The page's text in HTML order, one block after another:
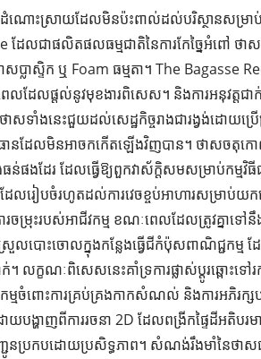
ណោះស្រាយដែលមិនប៉ះពាល់ដល់បរិស្ថានសម្រា
ដែលជាផលិតផលធម្មជាតិនៃការកែច្នៃអំពៅ
លាស្ទិក ឬ Foam ធម្មតា។ The Bagasse
ែលផ្តល់នូវមុខងារពិសេស។ និងការអនុវត្តជាក់
សទាំងនេះជួយដល់សេដ្ឋកិច្ចរាងជារង្វង់ដោយ
ធានដែលមិនអាចកកើតឡើងវិញបាន។ ថាសចតុ
ផងដែរ ដែលធ្វើឱ្យពួកវាស័ក្តិសមសម្រាប់កម្មវិធី
ដែលរៀបចំរហូតដល់ការវេចខ្ចប់អាហារសម្រាប់
ម្រុះរបស់អាជីវកម្ម ខណៈពេលដែលត្រូវគ្នាទ
បោះចោលក្នុងកន្លែងធ្វើជីកំប៉ុសពាណិជ្ជកម្ម
ណៈពិសេសនេះគាំទ្រការផ្លាស់ប្តូរឆ្ពោះទៅរក
ចំពោះការគ្រប់គ្រងកាកសំណល់ និងការអភិរក្
យបង្ហាញពីការរចនា 2D ដែលពង្រីកផ្ទៃដីអតិប
ញ្ជូនប្រកបដោយប្រសិទ្ធភាព។ សំណង់រឹងមាំនៃថាសធ